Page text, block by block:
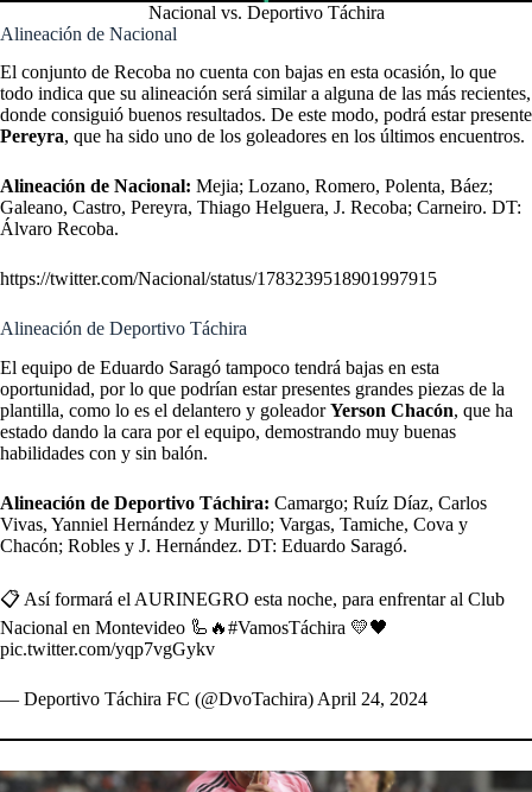
Nacional vs. Deportivo Táchira
Alineación de Nacional
El conjunto de Recoba no cuenta con bajas en esta ocasión, lo que
todo indica que su alineación será similar a alguna de las más recientes,
donde consiguió buenos resultados. De este modo, podrá estar presente
Pereyra, que ha sido uno de los goleadores en los últimos encuentros.
Alineación de Nacional: Mejia; Lozano, Romero, Polenta, Báez;
Galeano, Castro, Pereyra, Thiago Helguera, J. Recoba; Carneiro. DT:
Álvaro Recoba.
https://twitter.com/Nacional/status/1783239518901997915
Alineación de Deportivo Táchira
El equipo de Eduardo Saragó tampoco tendrá bajas en esta
oportunidad, por lo que podrían estar presentes grandes piezas de la
plantilla, como lo es el delantero y goleadorYerson Chacón, que ha
estado dando la cara por el equipo, demostrando muy buenas
habilidades con y sin balón.
Alineación de Deportivo Táchira: Camargo; Ruíz Díaz, Carlos
Vivas, Yanniel Hernández y Murillo; Vargas, Tamiche, Cova y
Chacón; Robles y J. Hernández. DT: Eduardo Saragó.
📋 Así formará el AURINEGRO esta noche, para enfrentar al Club
Nacional en Montevideo 🦾🔥#VamosTáchira 💛🖤
pic.twitter.com/yqp7vgGykv
— Deportivo Táchira FC (@DvoTachira) April 24, 2024